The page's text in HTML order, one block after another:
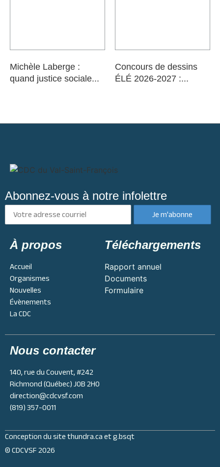
Michèle Laberge :
quand justice sociale...
Concours de dessins
ÉLÉ 2026-2027 :...
Abonnez-vous à notre infolettre
À propos
Accueil
Organismes
Nouvelles
Évènements
La CDC
Téléchargements
Rapport annuel
Documents
Formulaire
Nous contacter
140, rue du Couvent, #242
Richmond (Québec) J0B 2H0
direction@cdcvsf.com
(819) 357-0011
© CDCVSF 2026
Conception du sitethundra.caetg.bsqt